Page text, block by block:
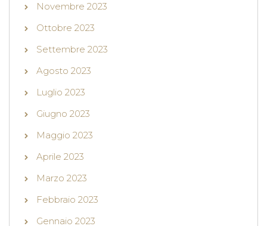
Novembre 2023
Ottobre 2023
Settembre 2023
Agosto 2023
Luglio 2023
Giugno 2023
Maggio 2023
Aprile 2023
Marzo 2023
Febbraio 2023
Gennaio 2023